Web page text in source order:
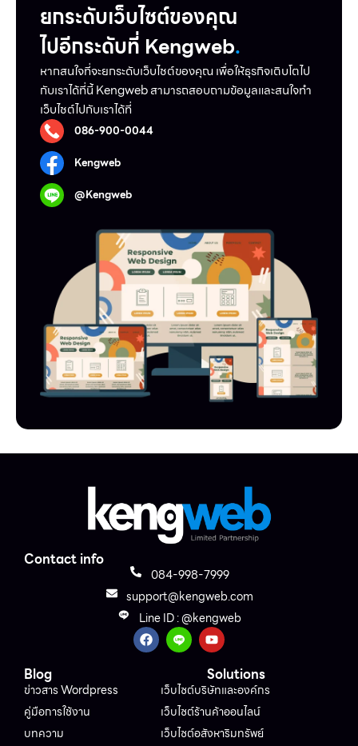
ยกระดับเว็บไซต์ของคุณ
ไปอีกระดับที่ Kengweb.
หากสนใจที่จะยกระดับเว็บไชต์ของคุณ เพื่อให้ธุรกิจเติบโตไป
กับเราได้ที่นี้ Kengweb สามารถสอบถามข้อมูลและสนใจทำ
เว็บไชต์ไปกับเราได้ที่
086-900-0044
Kengweb
@Kengweb
Contact info
084-998-7999
support@kengweb.com
Line ID : @kengweb
Blog
ข่าวสาร Wordpress
คู่มือการใช้งาน
บทความ
Solutions
เว็บไซต์บริษัทและองค์กร
เว็บไซต์ร้านค้าออนไลน์
เว็บไซต์อสังหาริมทรัพย์